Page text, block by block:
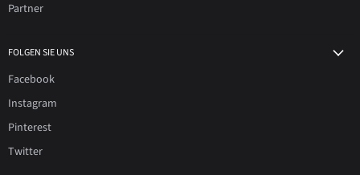
Partner
FOLGEN SIE UNS
Facebook
Instagram
Pinterest
Twitter